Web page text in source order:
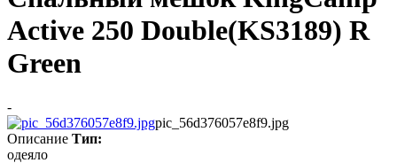
Active 250 Double(KS3189) R
Green
-
pic_56d376057e8f9.jpg
Описание Тип:
одеяло